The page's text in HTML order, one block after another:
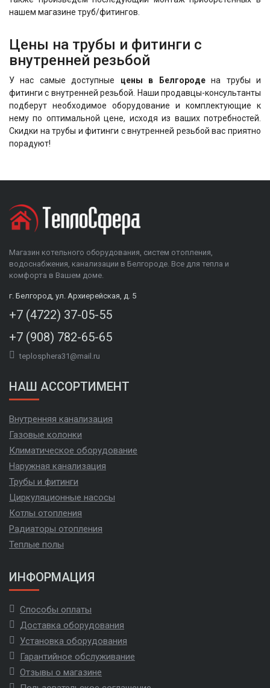
нашем магазине труб/фитингов.
Цены на трубы и фитинги с
внутренней резьбой
У нас самые доступные цены в Белгородена трубы и
фитинги с внутренней резьбой. Наши продавцы-консультанты
подберут необходимое оборудование и комплектующие к
нему по оптимальной цене, исходя из ваших потребностей.
Скидки на трубы и фитинги с внутренней резьбой вас приятно
порадуют!
Магазин котельного оборудования, систем отопления,
водоснабжения, канализации в Белгороде. Все для тепла и
комфорта в Вашем доме.
г. Белгород, ул. Архиерейская, д. 5
+7 (4722) 37-05-55
+7 (908) 782-65-65
teplosphera31@mail.ru
НАШ АССОРТИМЕНТ
Внутренняя канализация
Газовые колонки
Климатическое оборудование
Наружная канализация
Трубы и фитинги
Циркуляционные насосы
Котлы отопления
Радиаторы отопления
Теплые полы
ИНФОРМАЦИЯ
Способы оплаты
Доставка оборудования
Установка оборудования
Гарантийное обслуживание
Отзывы о магазине